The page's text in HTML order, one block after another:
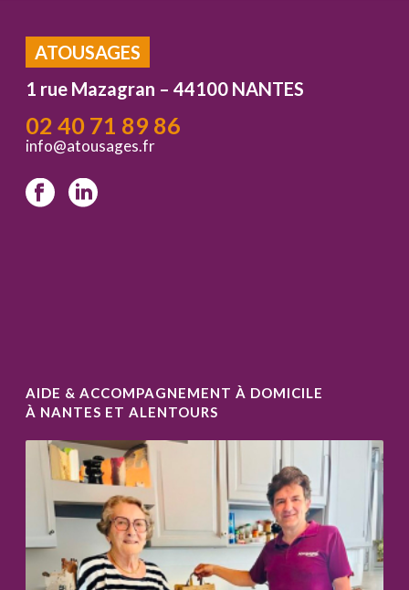
ATOUSAGES
1 rue Mazagran – 44100 NANTES
02 40 71 89 86
info@atousages.fr
AIDE & ACCOMPAGNEMENT À DOMICILE
À NANTES ET ALENTOURS